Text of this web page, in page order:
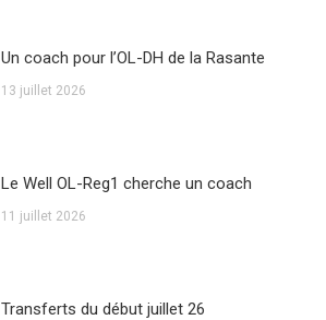
Un coach pour l’OL-DH de la Rasante
13 juillet 2026
Le Well OL-Reg1 cherche un coach
11 juillet 2026
Transferts du début juillet 26